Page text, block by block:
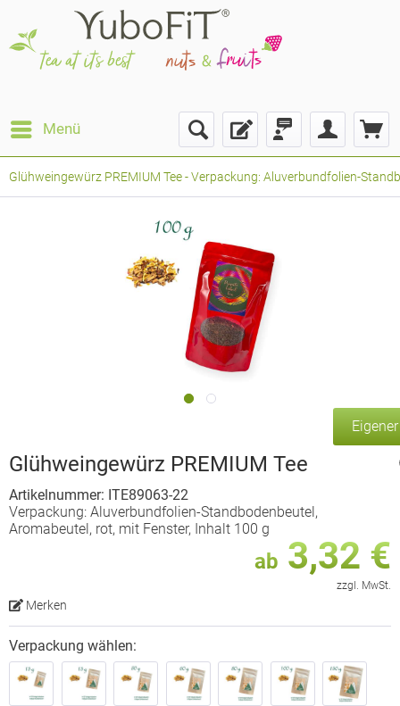
Menü
Glühweingewürz PREMIUM Tee - Verpackung: Aluverbundfolien-
Glühweingewürz PREMIUM Tee
Artikelnummer: ITE89063-22
Verpackung: Aluverbundfolien-Standbodenbeutel,
Aromabeutel, rot, mit Fenster, Inhalt 100 g
ab 3,32 €
zzgl. MwSt.
Merken
Verpackung wählen: